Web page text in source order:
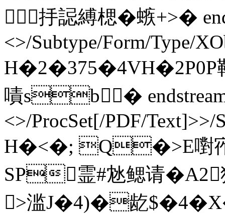
抙誋縛楒�螏+> �
<>/Subtype/Form/Type/
H�2�375�4VH�2P0P
嘖sb � endstream
<>/ProcSet[/PDF/Text]>>/
H�<�; Q�>E嚉
SP霊#沊鳃请
>滥J�4)�龁